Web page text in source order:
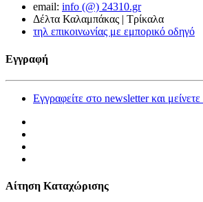
email: info (@) 24310.gr
Δέλτα Καλαμπάκας | Τρίκαλα
τηλ επικοινωνίας με εμπορικό οδηγό
Εγγραφή
Εγγραφείτε στο newsletter και
Αίτηση Καταχώρισης